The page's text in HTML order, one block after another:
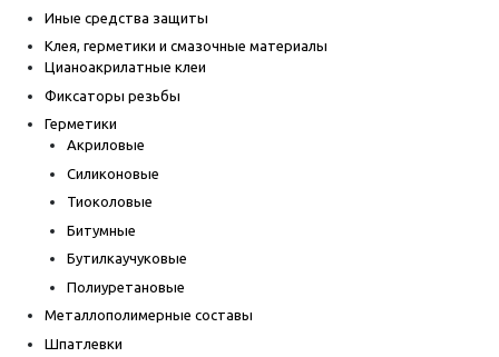
Иные средства защиты
Клея, герметики и смазочные материалы
Цианоакрилатные клеи
Фиксаторы резьбы
Герметики
Акриловые
Силиконовые
Тиоколовые
Битумные
Бутилкаучуковые
Полиуретановые
Металлополимерные составы
Шпатлевки